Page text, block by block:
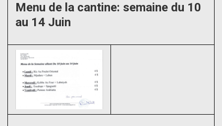
Menu de la cantine: semaine du 10
au 14 Juin